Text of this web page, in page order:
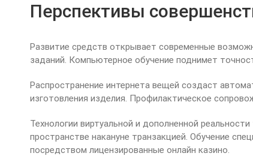
Перспективы
Развитие средств открывает современные
заданий. Компьютерное обучение поднимет
Распространение интернета вещей создаст
изготовления изделия. Профилактическое
Технологии виртуальной и дополненной
пространстве накануне транзакцией. Обучение
посредством лицензированные онлайн казино.